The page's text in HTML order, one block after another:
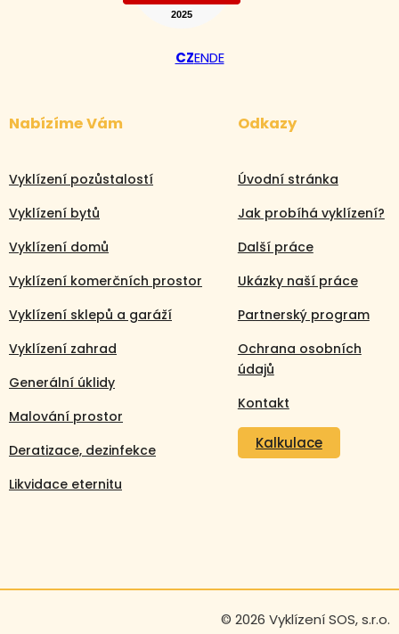
+420 608 105 106
CZENDE
Nabízíme Vám
Vyklízení pozůstalostí
Vyklízení bytů
Vyklízení domů
Vyklízení komerčních prostor
Vyklízení sklepů a garáží
Vyklízení zahrad
Generální úklidy
Malování prostor
Deratizace, dezinfekce
Likvidace eternitu
Odkazy
Úvodní stránka
Jak probíhá vyklízení?
Další práce
Ukázky naší práce
Partnerský program
Ochrana osobních
údajů
Kontakt
Kalkulace
© 2026 Vyklízení SOS, s.r.o.